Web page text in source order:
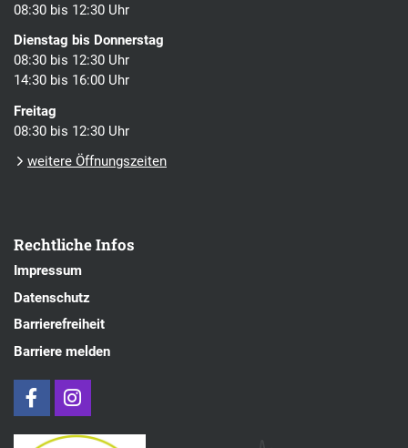
08:30 bis 12:30 Uhr
Dienstag bis Donnerstag
08:30 bis 12:30 Uhr
14:30 bis 16:00 Uhr
Freitag
08:30 bis 12:30 Uhr
weitere Öffnungszeiten
Rechtliche Infos
Impressum
Datenschutz
Barrierefreiheit
Barriere melden